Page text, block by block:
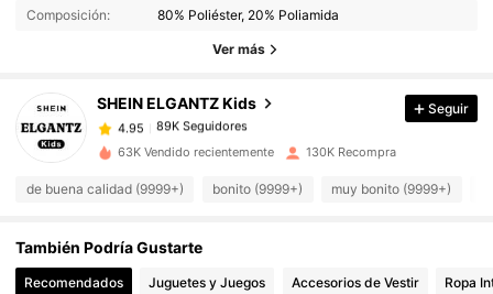
Composición: 80% Poliéster, 20% Poliamida
Ver más
SHEIN ELGANTZ Kids
89K Seguidores
4.95
89K Seguidores
h***9
Hace 1 día
4.95 89K Seguidores
4.95 89K Seguidores
Seguir
63K Vendido recientemente 130K Recompra
de buena calidad (9999+) bonito (9999+) muy bonito (9999+)
También Podría Gustarte
Recomendados Juguetes y Juegos Accesorios de Vestir Ropa